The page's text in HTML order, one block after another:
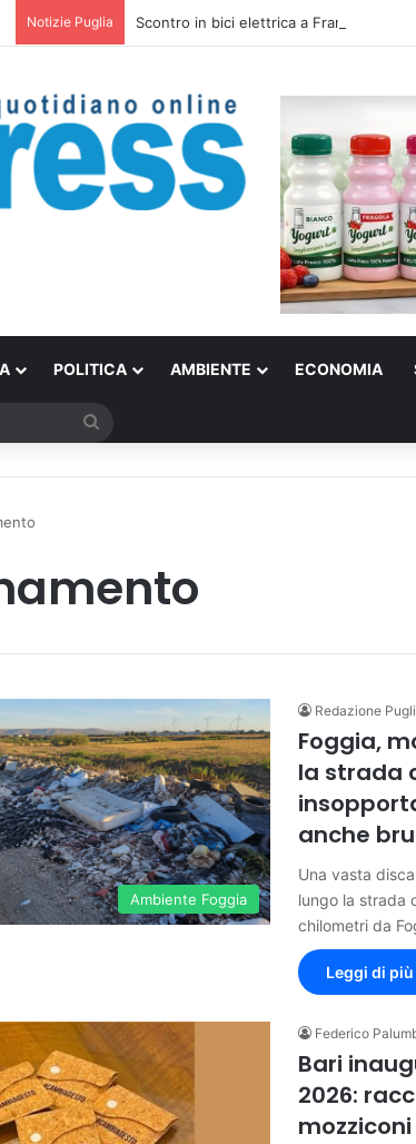
Notizie Puglia Scontro in bici elettrica a Francavilla
POLITICA AMBIENTE ECONOMIA
Ambiente Foggia
Redazione
Foggia,
la strada
anche
Una vasta
lungo la strada
chilometri da
Leggi di più
Federico
Bari
2026: